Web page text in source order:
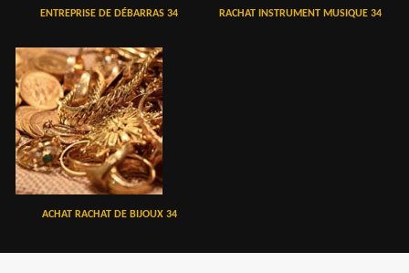
ENTREPRISE DE DÉBARRAS 34 RACHAT INSTRUMENT MUSIQUE 34
ACHAT RACHAT DE BIJOUX 34